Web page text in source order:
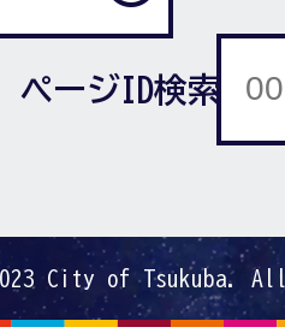
ページID検索
City of Tsukuba.